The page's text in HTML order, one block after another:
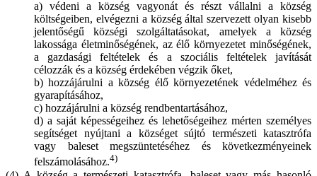
a) védeni a község vagyonát és részt vállalni a község
költségeiben, elvégezni a község által szervezett olyan kisebb
jelentőségű községi szolgáltatásokat, amelyek a község
lakossága életminőségének, az élő környezetet minőségének,
a gazdasági feltételek és a szociális feltételek javítását
célozzák és a község érdekében végzik őket,
b) hozzájárulni a község élő környezetének védelméhez és
gyarapításához,
c) hozzájárulni a község rendbentartásához,
d) a saját képességeihez és lehetőségeihez mérten személyes
segítséget nyújtani a községet sújtó természeti katasztrófa
vagy baleset megszüntetéséhez és következményeinek
felszámolásához.4)